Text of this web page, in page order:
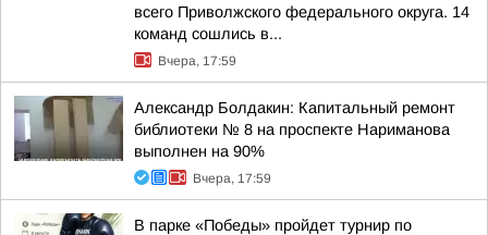
всего Приволжского федерального округа. 14
команд сошлись в...
Вчера, 17:59
Александр Болдакин: Капитальный ремонт
библиотеки № 8 на проспекте Нариманова
выполнен на 90%
Вчера, 17:59
В парке «Победы» пройдет турнир по